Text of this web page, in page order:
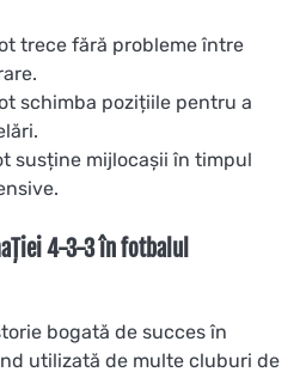
trece fără probleme între
schimba pozițiile pentru a
susține mijlocașii în timpul
4-3-3 în fotbalul
bogată de succes în
utilizată de multe cluburi de